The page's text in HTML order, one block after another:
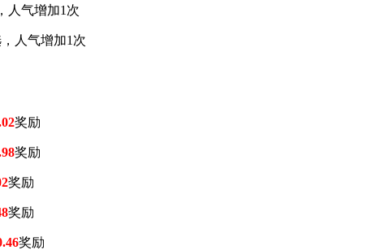
人气增加1次
人气增加1次
奖励
奖励
奖励
奖励
奖励